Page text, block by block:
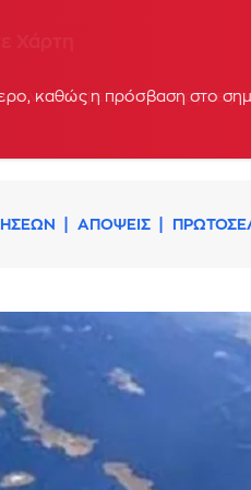
καθώς η πρόσβαση στο
Χάρτη
ΑΠΟΨΕΙΣ